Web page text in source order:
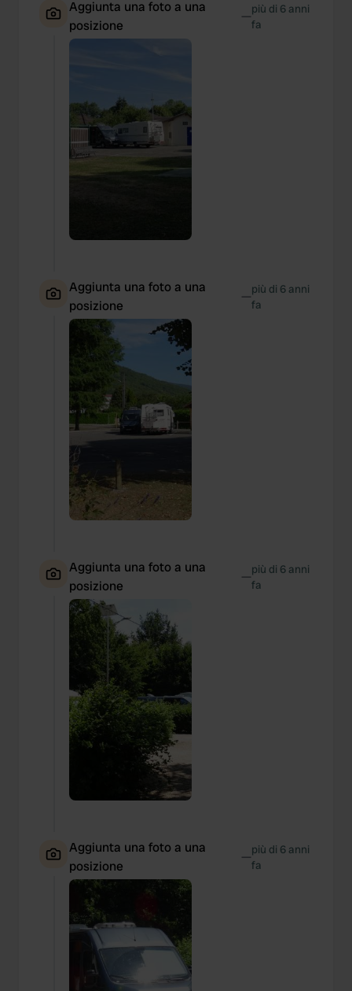
Aggiunta una foto a una
posizione
—più di 6 anni
fa
Aggiunta una foto a una
posizione
—più di 6 anni
fa
Aggiunta una foto a una
posizione
—più di 6 anni
fa
Aggiunta una foto a una
posizione
—più di 6 anni
fa